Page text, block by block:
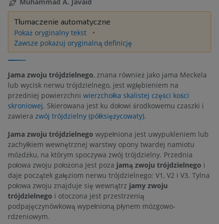
Tłumaczenie automatyczne
Pokaż oryginalny tekst
Zawsze pokazuj oryginalną definicję
Jama zwoju trójdzielnego, znana również jako jama Meckela
lub wycisk nerwu trójdzielnego, jest wgłębieniem na
przedniej powierzchni wierzchołka skalistej części kości
skroniowej. Skierowana jest ku dołowi środkowemu czaszki i
zawiera zwój trójdzielny (półksiężycowaty).
Jama zwoju trójdzielnego wypełniona jest uwypukleniem lub
zachyłkiem wewnętrznej warstwy opony twardej namiotu
móżdżku, na którym spoczywa zwój trójdzielny. Przednia
połowa zwoju położona jest poza jamą zwoju trójdzielnego i
daje początek gałęziom nerwu trójdzielnego: V1, V2 i V3. Tylna
połowa zwoju znajduje się wewnątrz jamy zwoju
trójdzielnego i otoczona jest przestrzenią
podpajęczynówkową wypełnioną płynem mózgowo-
rdzeniowym.